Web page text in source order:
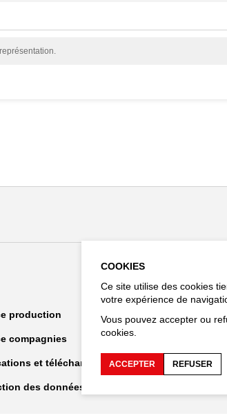
production
compagnies
et téléchargements
des données personnelles
COOKIES
Ce site utilise des cookies
votre expérience de
Vous pouvez accepter ou
cookies.
ACCEPTER REFUSER